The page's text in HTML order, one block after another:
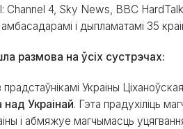
Channel 4, Sky News, BBC
і дыпламатамі 35
размова на ўсіх сустрэчах:
Украіны
Украінай. Гэта прадухіліць
і абмяжуе магчымасць